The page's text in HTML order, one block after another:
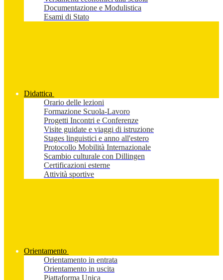
Documentazione e Modulistica
Esami di Stato
Didattica
Orario delle lezioni
Formazione Scuola-Lavoro
Progetti Incontri e Conferenze
Visite guidate e viaggi di istruzione
Stages linguistici e anno all'estero
Protocollo Mobilità Internazionale
Scambio culturale con Dillingen
Certificazioni esterne
Attività sportive
Orientamento
Orientamento in entrata
Orientamento in uscita
Piattaforma Unica